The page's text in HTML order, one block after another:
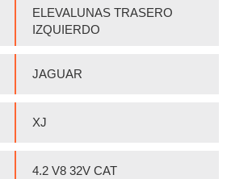
ELEVALUNAS TRASERO
IZQUIERDO
JAGUAR
XJ
4.2 V8 32V CAT